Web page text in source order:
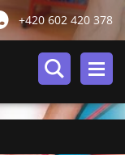
+420 602 420 378